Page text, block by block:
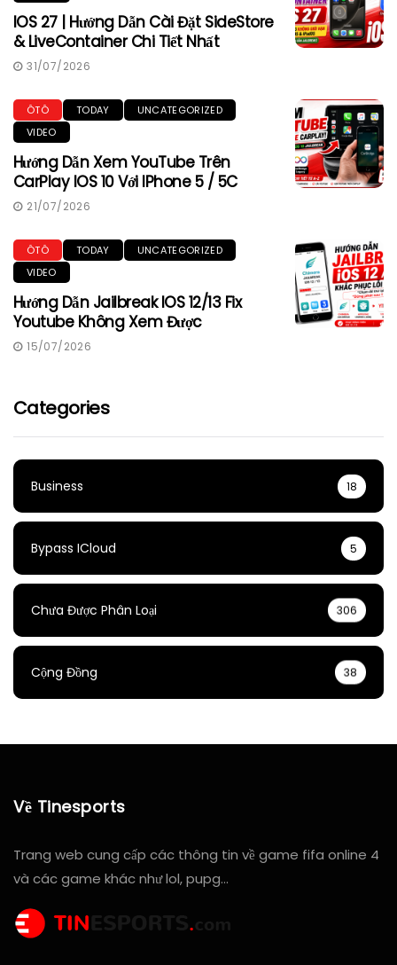
IOS 27 | Hướng Dẫn Cài Đặt SideStore
& LiveContainer Chi Tiết Nhất
31/07/2026
ÔTÔ TODAY
UNCATEGORIZED
VIDEO
Hướng Dẫn Xem YouTube Trên
CarPlay IOS 10 Với IPhone 5 / 5C
21/07/2026
ÔTÔ TODAY
UNCATEGORIZED
VIDEO
Hướng Dẫn Jailbreak IOS 12/13 Fix
Youtube Không Xem Được
15/07/2026
Categories
Business 18
Bypass ICloud 5
Chưa Được Phân Loại 306
Cộng Đồng 38
Về Tinesports
Trang web cung cấp các thông tin về game fifa online 4
và các game khác như lol, pupg…